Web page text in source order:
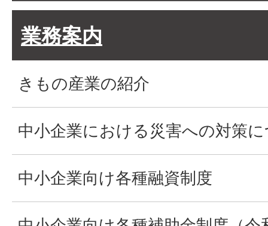
業務案内
きもの産業の紹介
中小企業における災害への対策
中小企業向け各種融資制度